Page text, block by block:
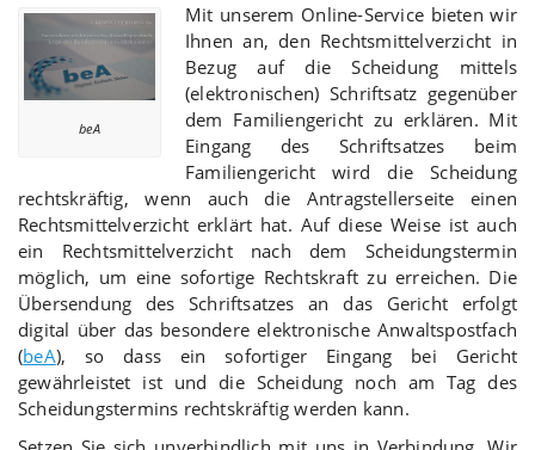
beA
Mit unserem Online-Service bieten wir
Ihnen an, den Rechtsmittelverzicht in
Bezug auf die Scheidung mittels
(elektronischen) Schriftsatz gegenüber
dem Familiengericht zu erklären. Mit
Eingang des Schriftsatzes beim
Familiengericht wird die Scheidung
rechtskräftig, wenn auch die Antragstellerseite einen
Rechtsmittelverzicht erklärt hat. Auf diese Weise ist auch
ein Rechtsmittelverzicht nach dem Scheidungstermin
möglich, um eine sofortige Rechtskraft zu erreichen. Die
Übersendung des Schriftsatzes an das Gericht erfolgt
digital über das besondere elektronische Anwaltspostfach
(beA), so dass ein sofortiger Eingang bei Gericht
gewährleistet ist und die Scheidung noch am Tag des
Scheidungstermins rechtskräftig werden kann.